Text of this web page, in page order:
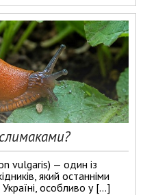
vulgaris) — один із
який останніми
особливо у […]